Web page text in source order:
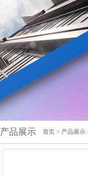
产品展示 首页 > 产品展示